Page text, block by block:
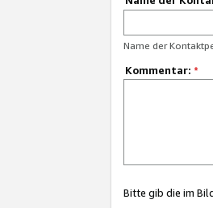
Name der
Kommentar: *
Bitte gib die im